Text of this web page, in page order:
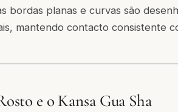
bordas planas e curvas são
mantendo contacto consistente
e o Kansa Gua Sha